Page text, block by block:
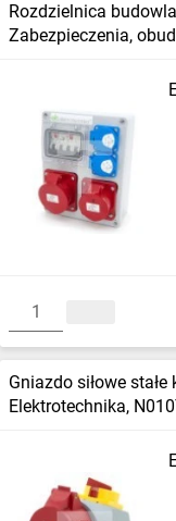
Rozdzielnica
Zabezpieczenia,
Gniazdo siłowe
Elektrotechnika,